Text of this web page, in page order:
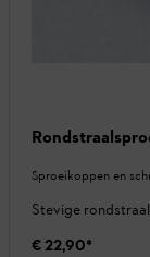
Sproeikoppen en
Stevige
€ 22,90*